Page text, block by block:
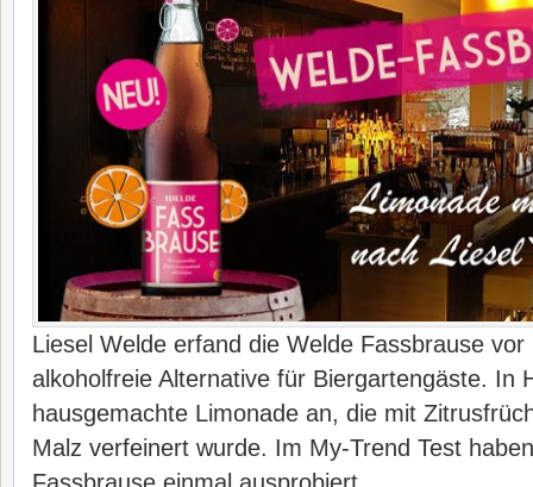
Liesel Welde erfand die Welde Fassbrause
alkoholfreie Alternative für Biergartengäste. In
hausgemachte Limonade an, die mit
Malz verfeinert wurde. Im My-Trend Test